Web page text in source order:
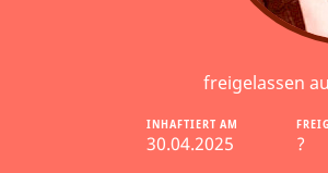
freigelassen
INHAFTIERT AM
30.04.2025 ?